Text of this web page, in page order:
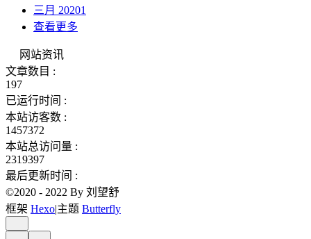
三月 20201
查看更多
网站资讯
文章数目 :
197
已运行时间 :
本站访客数 :
1457372
本站总访问量 :
2319397
最后更新时间 :
©2020 - 2022 By 刘望舒
框架 Hexo|主题 Butterfly